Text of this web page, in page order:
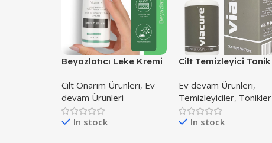
Beyazlatıcı Leke Kremi
Cilt Onarım Ürünleri, Ev
devam Ürünleri
In stock
Cilt Temizleyici Tonik
Ev devam Ürünleri,
Temizleyiciler, Tonikler
In stock